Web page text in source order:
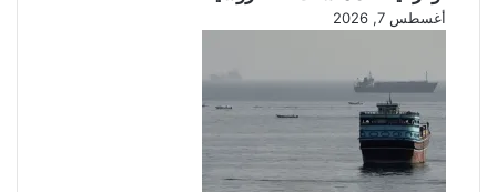
ة
ا
م
ا
؟
أغسطس 7, 2026